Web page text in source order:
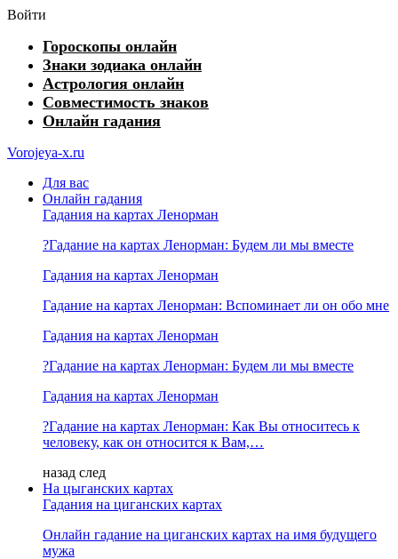
Войти
Гороскопы онлайн
Знаки зодиака онлайн
Астрология онлайн
Совместимость знаков
Онлайн гадания
Vorojeya-x.ru
Для вас
Онлайн гадания
Гадания на картах Ленорман
?Гадание на картах Ленорман: Будем ли мы вместе
Гадания на картах Ленорман
Гадание на картах Ленорман: Вспоминает ли он обо мне
Гадания на картах Ленорман
?Гадание на картах Ленорман: Будем ли мы вместе
Гадания на картах Ленорман
?Гадание на картах Ленорман: Как Вы относитесь к
человеку, как он относится к Вам,…
назад след
На цыганских картах
Гадания на циганских картах
Онлайн гадание на циганских картах на имя будущего
мужа